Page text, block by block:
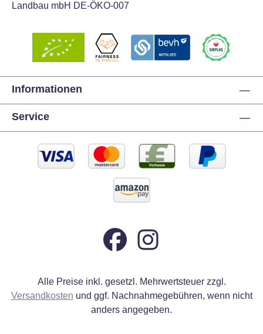
Landbau mbH DE-ÖKO-007
Informationen
Service
Alle Preise inkl. gesetzl. Mehrwertsteuer zzgl.
Versandkosten und ggf. Nachnahmegebühren, wenn nicht
anders angegeben.